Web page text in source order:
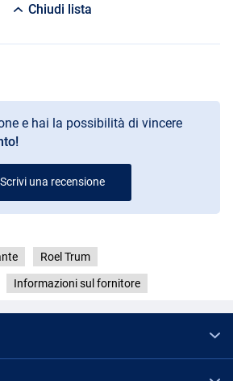
Chiudi lista
e hai la possibilità di vincere
Scrivi una recensione
Roel Trum
Informazioni sul fornitore